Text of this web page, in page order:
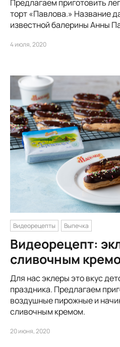
Предлагаем приготовить
торт «Павлова.» Название
известной балерины Анны
4 июля, 2020
Видеорецепты Выпечка
Видеорецепт:
сливочным
Для нас эклеры это вкус
праздника. Предлагаем
воздушные пирожные и
сливочным кремом.
20 июня, 2020